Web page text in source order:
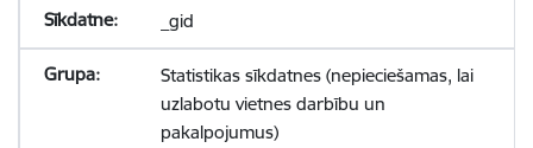
_gid
Statistikas sīkdatnes (nepieciešamas, lai
uzlabotu vietnes darbību un
pakalpojumus)